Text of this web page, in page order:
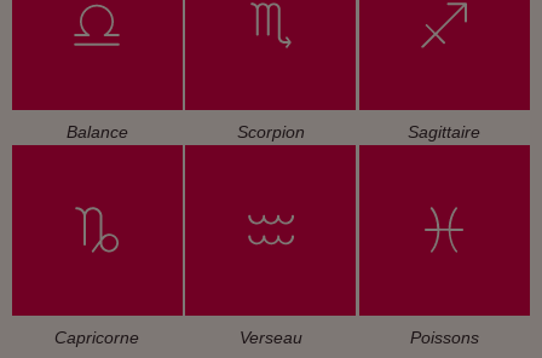
Balance Scorpion Sagittaire
Capricorne Verseau Poissons